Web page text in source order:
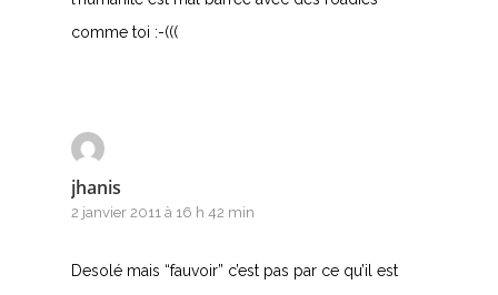
comme toi :-(((
jhanis
2 janvier 2011 à 16 h 42 min
Desolé mais “fauvoir” c’est pas par ce qu’il est